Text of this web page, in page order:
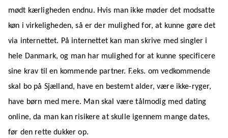
mødt kærligheden endnu. Hvis man ikke møder det modsatte
køn i virkeligheden, så er der mulighed for, at kunne gøre det
via internettet. På internettet kan man skrive med singler i
hele Danmark, og man har mulighed for at kunne specificere
sine krav til en kommende partner. F.eks. om vedkommende
skal bo på Sjælland, have en bestemt alder, være ikke-ryger,
have børn med mere. Man skal være tålmodig med dating
online, da man kan risikere at skulle igennem mange dates,
før den rette dukker op.